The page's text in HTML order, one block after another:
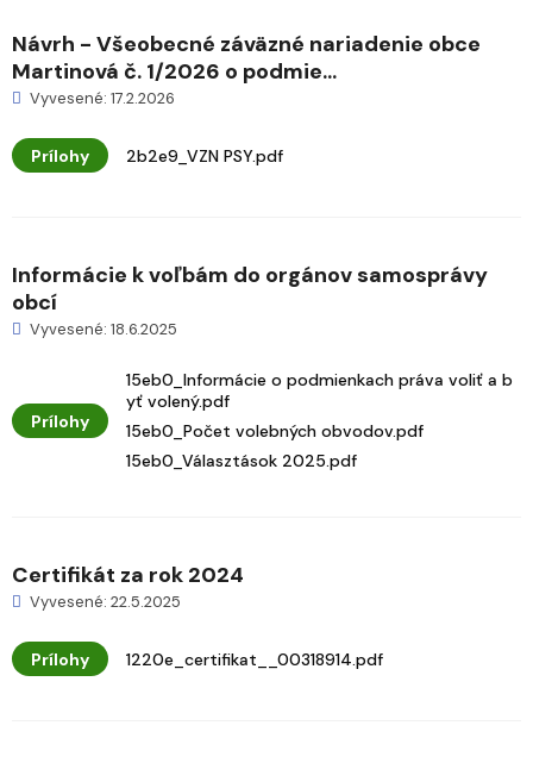
Návrh - Všeobecné záväzné nariadenie obce
Martinová č. 1/2026 o podmie...
Vyvesené: 17.2.2026
Prílohy 2b2e9_VZN PSY.pdf
Informácie k voľbám do orgánov samosprávy
obcí
Vyvesené: 18.6.2025
Prílohy
15eb0_Informácie o podmienkach práva voliť a b
yť volený.pdf
15eb0_Počet volebných obvodov.pdf
15eb0_Választások 2025.pdf
Certifikát za rok 2024
Vyvesené: 22.5.2025
Prílohy 1220e_certifikat__00318914.pdf